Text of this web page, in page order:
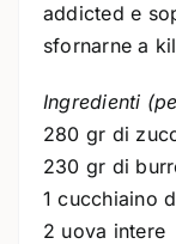
addicted e
sfornarne a
Ingredienti
280 gr di
230 gr di
1 cucchiaino
2 uova intere